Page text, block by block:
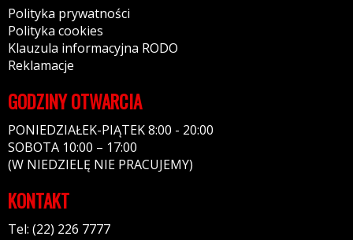
Polityka prywatności
Polityka cookies
Klauzula informacyjna RODO
Reklamacje
GODZINY OTWARCIA
PONIEDZIAŁEK-PIĄTEK 8:00 - 20:00
SOBOTA 10:00 – 17:00
(W NIEDZIELĘ NIE PRACUJEMY)
KONTAKT
Tel: (22) 226 7777